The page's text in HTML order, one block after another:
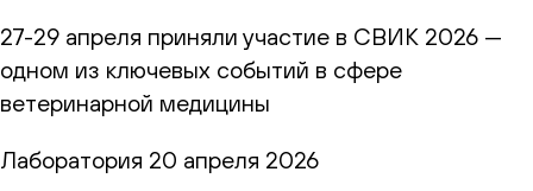
27-29 апреля приняли участие в СВИК 2026 —
одном из ключевых событий в сфере
ветеринарной медицины
Лаборатория 20 апреля 2026